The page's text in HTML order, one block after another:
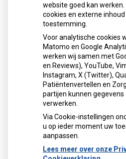
Sinds huisartsen
neemt gebruik toe
Schurft sinds corona geen
uitbraken fors gestegen
Stoppen met afslankmedicijnen
leefstijlaanpassingen weer
Kookadvies drinkwater in
besmetting
Terugroepactie babyvoeding
ziek maken
website goed kan
cookies en externe
toestemming.
Voor analytische cookies
Matomo en Google
werken wij samen met
en Reviews), YouTube,
Instagram, X (Twitter),
Patiëntenvertellen en
partijen kunnen gegevens
verwerken.
Via Cookie-instellingen
u op ieder moment uw
aanpassen.
Lees meer over onze